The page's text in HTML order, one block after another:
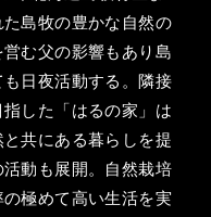
島牧の豊かな自然の
む父の影響もあり島
日夜活動する。隣接
した「はるの家」は
共にある暮らしを提
動も展開。自然栽培
極めて高い生活を実